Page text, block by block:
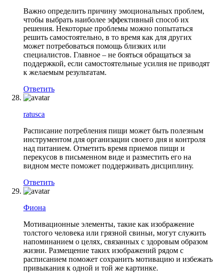
Важно определить причину эмоциональных проблем,
чтобы выбрать наиболее эффективный способ их
решения. Некоторые проблемы можно попытаться
решить самостоятельно, в то время как для других
может потребоваться помощь близких или
специалистов. Главное – не бояться обращаться за
поддержкой, если самостоятельные усилия не приводят
к желаемым результатам.
Ответить
ratusca
Расписание потребления пищи может быть полезным
инструментом для организации своего дня и контроля
над питанием. Отметить время приемов пищи и
перекусов в письменном виде и разместить его на
видном месте поможет поддерживать дисциплину.
Ответить
Фиона
Мотивационные элементы, такие как изображение
толстого человека или грязной свиньи, могут служить
напоминанием о целях, связанных с здоровым образом
жизни. Размещение таких изображений рядом с
расписанием поможет сохранить мотивацию и избежать
привыкания к одной и той же картинке.